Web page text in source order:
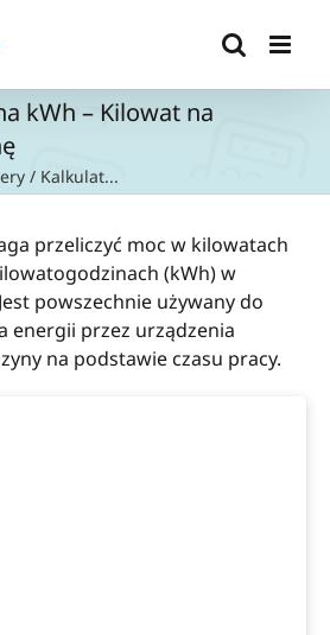
kWh – Kilowat na
/ Kalkulat...
przeliczyć moc w kilowatach
(kWh) w
powszechnie używany do
energii przez urządzenia
na podstawie czasu pracy.